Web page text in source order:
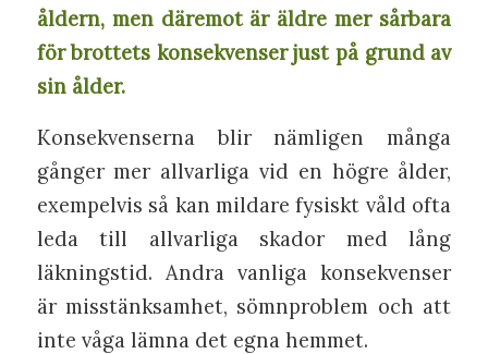
åldern, men däremot är äldre mer sårbara
för brottets konsekvenser just på grund av
sin ålder.
Konsekvenserna blir nämligen många
gånger mer allvarliga vid en högre ålder,
exempelvis så kan mildare fysiskt våld ofta
leda till allvarliga skador med lång
läkningstid. Andra vanliga konsekvenser
är misstänksamhet, sömnproblem och att
inte våga lämna det egna hemmet.